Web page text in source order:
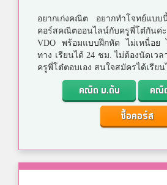
อยากเก่งคณิต อยากทำโจทย์แบ
คอร์สคณิตออนไลน์กับครูพี่โต๋กัน
VDO พร้อมแบบฝึกหัด ไม่เหนื่อย
ทาง เรียนได้ 24 ชม. ไม่ต้องนัดเว
ครูพี่โต๋ตอบเอง สนใจสมัครได้เรีย
คณิต ม.ต้น
คณิ
ซื้อคอร์ส